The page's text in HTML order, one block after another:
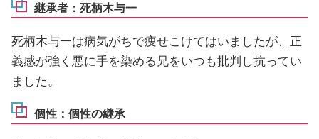
継承者：死柄木与一
死柄木与一は病気がちで痩せこけてはいましたが、正
義感が強く悪に手を染める兄をいつも批判し抗ってい
ました。
個性：個性の継承